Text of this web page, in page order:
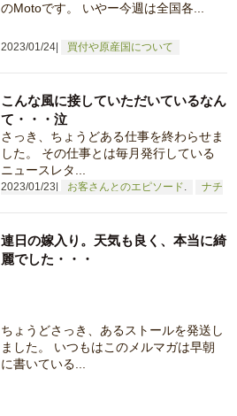
2023/01/24 買付や原産国について
のMotoです。 いやー今週は全国各...
2023/01/23 お客さんとのエピソード
ナチ
こんな風に接していただいているなん
て・・・泣
さっき、ちょうどある仕事を終わらせま
した。 その仕事とは毎月発行している
ニュースレタ...
連日の嫁入り。天気も良く、本当に綺
麗でした・・・
ちょうどさっき、あるストールを発送し
ました。 いつもはこのメルマガは早朝
に書いている...